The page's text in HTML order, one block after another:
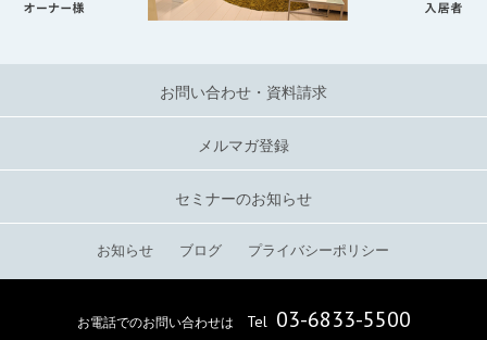
お問い合わせ・資料請求
メルマガ登録
セミナーのお知らせ
お知らせ ブログ プライバシーポリシー
お電話でのお問い合わせは Tel 03-6833-5500